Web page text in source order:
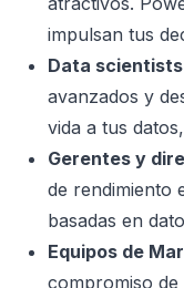
impulsan tus
Data
avanzados y
vida a tus
Gerentes y
de rendimiento
basadas en
Equipos de
compromiso de